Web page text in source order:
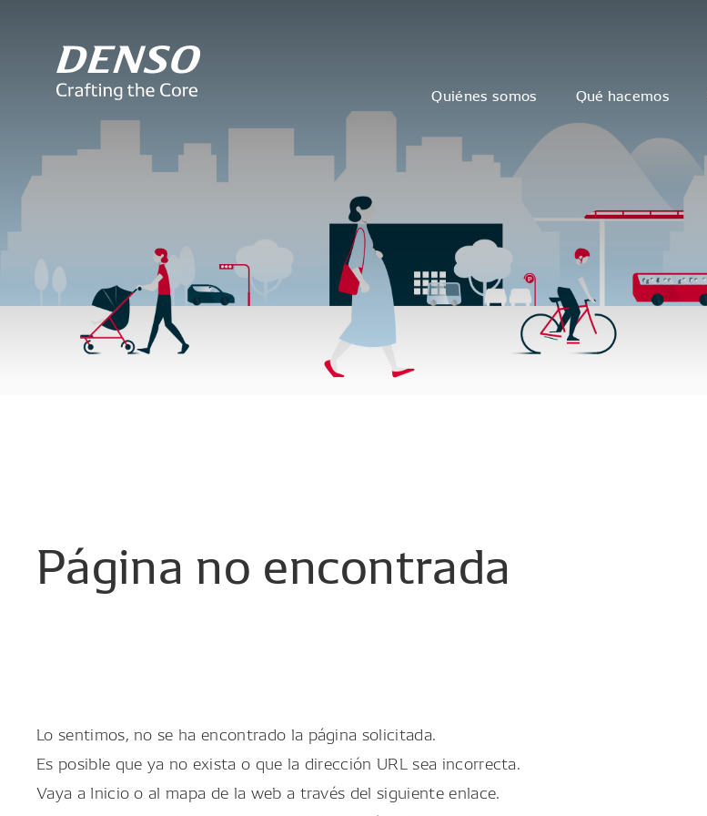
Quiénes somos Qué hacemos
Página no encontrada
Lo sentimos, no se ha encontrado la página solicitada.
Es posible que ya no exista o que la dirección URL sea incorrecta.
Vaya a Inicio o al mapa de la web a través del siguiente enlace.